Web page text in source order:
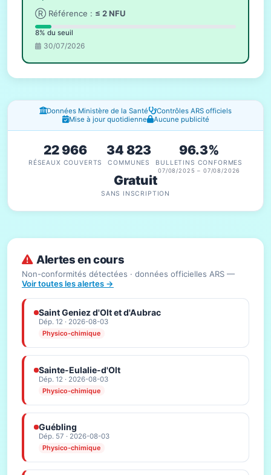
Ⓡ Référence : ≤ 2 NFU
8% du seuil
30/07/2026
Fenêtres d'information
Données Ministère de la Santé
Contrôles ARS officiels
Mise à jour quotidienne
Aucune publicité
22 966
RÉSEAUX COUVERTS
34 823
COMMUNES
96.3%
BULLETINS CONFORMES
07/08/2025 – 07/08/2026
Gratuit
SANS INSCRIPTION
Alertes en cours
Non-conformités détectées · données officielles ARS —
Voir toutes les alertes →
Saint Geniez d'Olt et d'Aubrac
Dép. 12 · 2026-08-03
Physico-chimique
Sainte-Eulalie-d'Olt
Dép. 12 · 2026-08-03
Physico-chimique
Guébling
Dép. 57 · 2026-08-03
Physico-chimique